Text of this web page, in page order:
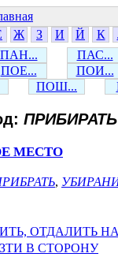
Ж З И Й К
ПАН... ПАС...
ПОЕ... ПОИ...
ПОШ...
ПРИБИРАТЬ
МЕСТО
,
ОТДАЛИТЬ
В СТОРОНУ